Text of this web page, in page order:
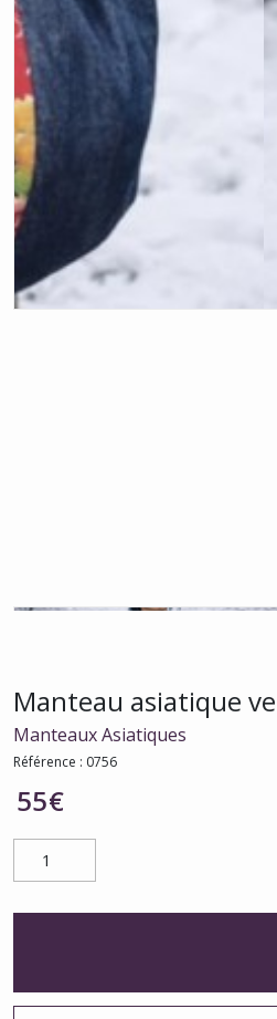
Manteau asiatique
Manteaux Asiatiques
Référence : 0756
55€